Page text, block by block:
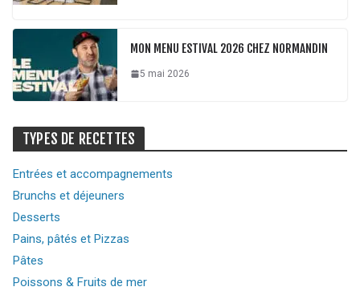
MON MENU ESTIVAL 2026 CHEZ NORMANDIN
5 mai 2026
TYPES DE RECETTES
Entrées et accompagnements
Brunchs et déjeuners
Desserts
Pains, pâtés et Pizzas
Pâtes
Poissons & Fruits de mer